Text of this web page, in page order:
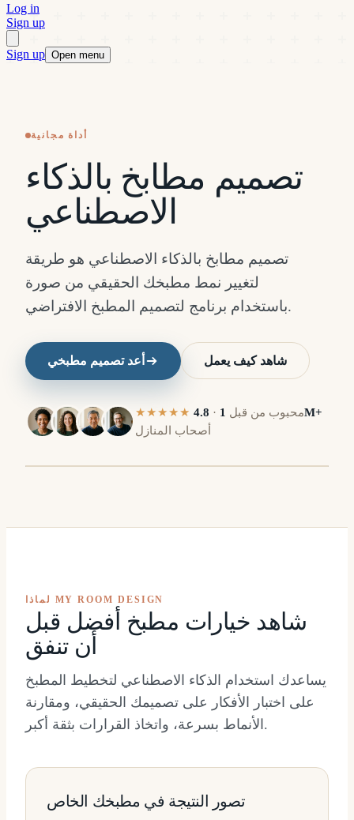
Log in
Sign up
Sign up Open menu
أداة مجانية
تصميم مطابخ بالذكاء
الاصطناعي
تصميم مطابخ بالذكاء الاصطناعي هو طريقة
لتغيير نمط مطبخك الحقيقي من صورة
باستخدام برنامج لتصميم المطبخ الافتراضي.
أعد تصميم مطبخي شاهد كيف يعمل
★★★★★ 4.8 · محبوب من قبل1M+
أصحاب المنازل
قبل
⇔
لماذا MY ROOM DESIGN
شاهد خيارات مطبخ أفضل قبل
أن تنفق
يساعدك استخدام الذكاء الاصطناعي لتخطيط المطبخ
على اختبار الأفكار على تصميمك الحقيقي، ومقارنة
الأنماط بسرعة، واتخاذ القرارات بثقة أكبر.
تصور النتيجة في مطبخك الخاص